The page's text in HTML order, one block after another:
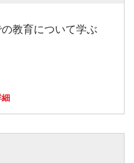
教育について学ぶ